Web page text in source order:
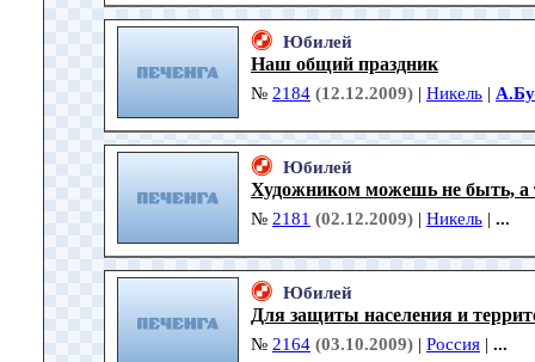
Юбилей
Наш общий праздник
№ 2184 (12.12.2009) | Никель |
Юбилей
Художником можешь не быть, а
№ 2181 (02.12.2009) | Никель | ...
Юбилей
Для защиты населения и
№ 2164 (03.10.2009) | Россия | ...